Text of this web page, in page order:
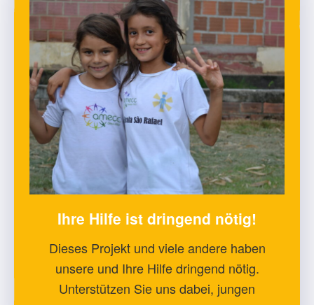
Ihre Hilfe ist dringend nötig!
Dieses Projekt und viele andere haben
unsere und Ihre Hilfe dringend nötig.
Unterstützen Sie uns dabei, jungen